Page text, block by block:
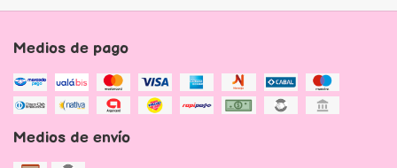
Medios de pago
Medios de envío